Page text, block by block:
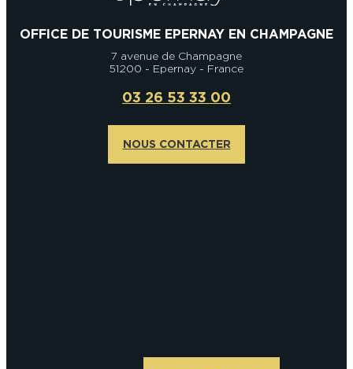
OFFICE DE TOURISME EPERNAY EN CHAMPAGNE
7 avenue de Champagne
51200 - Epernay - France
03 26 53 33 00
NOUS CONTACTER